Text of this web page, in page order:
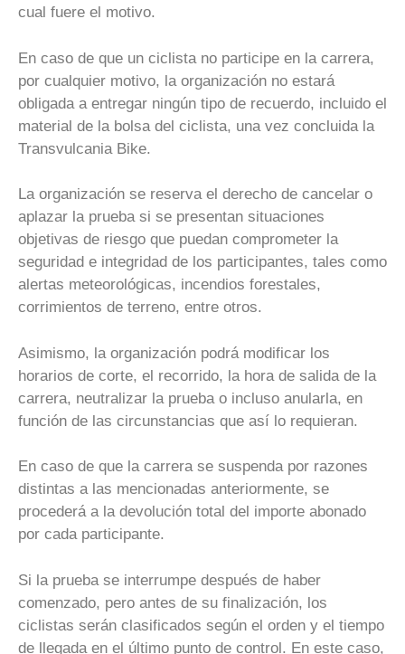
cual fuere el motivo.
En caso de que un ciclista no participe en la carrera,
por cualquier motivo, la organización no estará
obligada a entregar ningún tipo de recuerdo, incluido el
material de la bolsa del ciclista, una vez concluida la
Transvulcania Bike.
La organización se reserva el derecho de cancelar o
aplazar la prueba si se presentan situaciones
objetivas de riesgo que puedan comprometer la
seguridad e integridad de los participantes, tales como
alertas meteorológicas, incendios forestales,
corrimientos de terreno, entre otros.
Asimismo, la organización podrá modificar los
horarios de corte, el recorrido, la hora de salida de la
carrera, neutralizar la prueba o incluso anularla, en
función de las circunstancias que así lo requieran.
En caso de que la carrera se suspenda por razones
distintas a las mencionadas anteriormente, se
procederá a la devolución total del importe abonado
por cada participante.
Si la prueba se interrumpe después de haber
comenzado, pero antes de su finalización, los
ciclistas serán clasificados según el orden y el tiempo
de llegada en el último punto de control. En este caso,